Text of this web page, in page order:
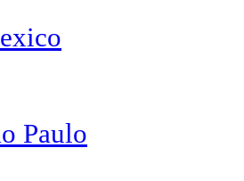
Paulo